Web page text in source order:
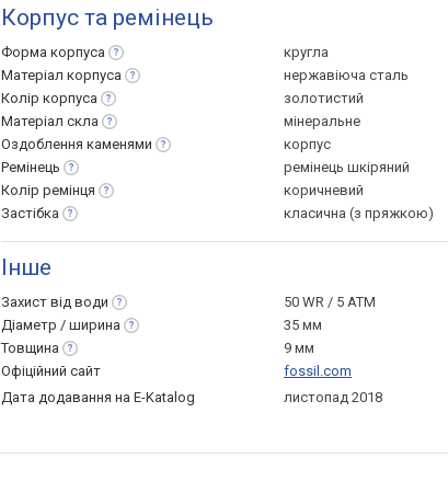
Корпус та ремінець
Форма корпуса
кругла
Матеріал корпуса
нержавіюча сталь
Колір корпуса
золотистий
Матеріал скла
мінеральне
Оздоблення каменями
корпус
Ремінець
ремінець шкіряний
Колір ремінця
коричневий
Застібка
класична (з пряжкою)
Інше
Захист від води
50 WR / 5 ATM
Діаметр / ширина
35 мм
Товщина
9 мм
Офіційний сайт
fossil.com
Дата додавання на E-Katalog
листопад 2018